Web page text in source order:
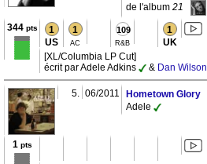
de l'album 21
344pts 1
US
1
AC
109
R&B
1
UK
[XL/Columbia LP Cut]
écrit par Adele Adkins
& Dan Wilson
5. 06/2011
Hometown Glory
Adele
1pts